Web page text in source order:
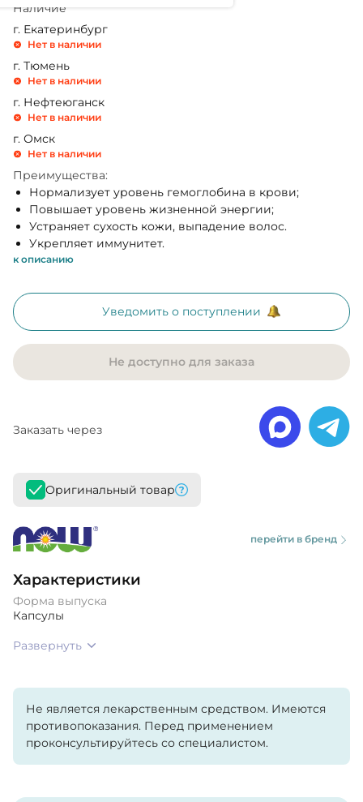
Наличие
г. Екатеринбург
Нет в наличии
г. Тюмень
Нет в наличии
г. Нефтеюганск
Нет в наличии
г. Омск
Нет в наличии
Преимущества:
Нормализует уровень гемоглобина в крови;
Повышает уровень жизненной энергии;
Устраняет сухость кожи, выпадение волос.
Укрепляет иммунитет.
к описанию
Уведомить о поступлении
Не доступно для заказа
Заказать через
Оригинальный товар
перейти в бренд
Характеристики
Форма выпуска
Капсулы
Развернуть
Не является лекарственным средством. Имеются
противопоказания. Перед применением
проконсультируйтесь со специалистом.